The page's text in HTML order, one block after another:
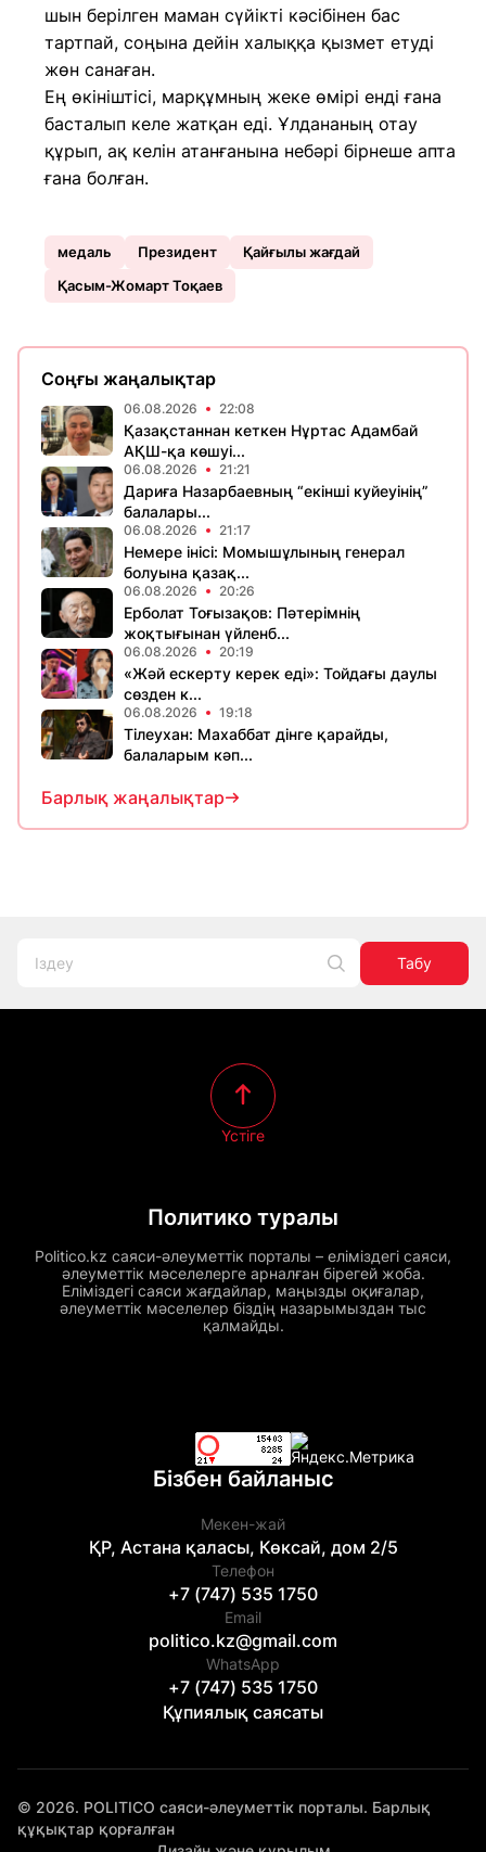
шын берілген маман сүйікті кәсібінен бас
тартпай, соңына дейін халыққа қызмет етуді
жөн санаған.
Ең өкініштісі, марқұмның жеке өмірі енді ғана
басталып келе жатқан еді. Ұлдананың отау
құрып, ақ келін атанғанына небәрі бірнеше апта
ғана болған.
медаль Президент
Қайғылы жағдай
Қасым-Жомарт Тоқаев
Соңғы жаңалықтар
06.08.2026 22:08
Қазақстаннан кеткен Нұртас Адамбай
АҚШ-қа көшуі...
06.08.2026 21:21
Дариға Назарбаевның “екінші куйеуінің”
балалары...
06.08.2026 21:17
Немере інісі: Момышұлының генерал
болуына қазақ...
06.08.2026 20:26
Ерболат Тоғызақов: Пәтерімнің
жоқтығынан үйленб...
06.08.2026 20:19
«Жәй ескерту керек еді»: Тойдағы даулы
сөзден к...
06.08.2026 19:18
Тілеухан: Махаббат дінге қарайды,
балаларым кәп...
Барлық жаңалықтар
Табу
Политико туралы
Politico.kz саяси-әлеуметтік порталы – еліміздегі саяси,
әлеуметтік мәселелерге арналған бірегей жоба.
Еліміздегі саяси жағдайлар, маңызды оқиғалар,
әлеуметтік мәселелер біздің назарымыздан тыс
қалмайды.
Үстіге
Бізбен байланыс
Мекен-жай
ҚР, Астана қаласы, Көксай, дом 2/5
Телефон
+7 (747) 535 1750
Email
politico.kz@gmail.com
WhatsApp
+7 (747) 535 1750
Құпиялық саясаты
© 2026. POLITICO саяси-әлеуметтік порталы. Барлық
құқықтар қорғалған